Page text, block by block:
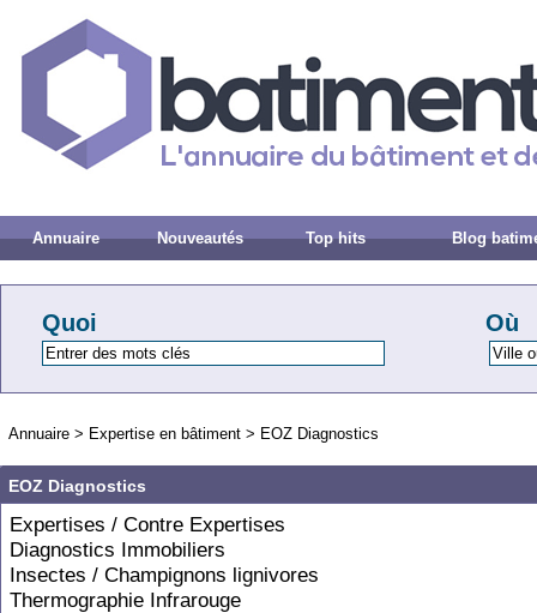
Annuaire Nouveautés Top hits Blog
Quoi Où
Annuaire > Expertise en bâtiment > EOZ Diagnostics
EOZ Diagnostics
Expertises / Contre Expertises
Diagnostics Immobiliers
Insectes / Champignons lignivores
Thermographie Infrarouge